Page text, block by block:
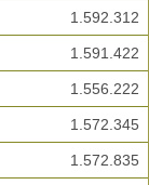
1.592.312
1.591.422
1.556.222
1.572.345
1.572.835